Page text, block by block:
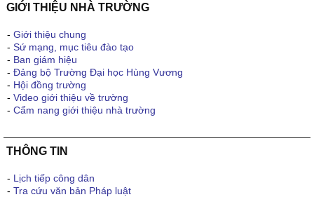
GIỚI THIỆU NHÀ TRƯỜNG
- Giới thiệu chung
- Sứ mạng, mục tiêu đào tạo
- Ban giám hiệu
- Đảng bộ Trường Đại học Hùng Vương
- Hội đồng trường
- Video giới thiệu về trường
- Cẩm nang giới thiệu nhà trường
THÔNG TIN
- Lịch tiếp công dân
- Tra cứu văn bản Pháp luật